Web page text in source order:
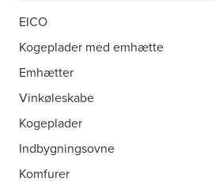
EICO
Kogeplader med emhætte
Emhætter
Vinkøleskabe
Kogeplader
Indbygningsovne
Komfurer